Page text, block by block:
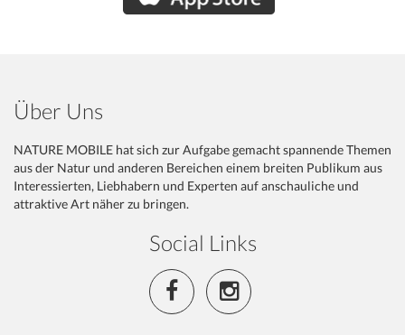
Über Uns
NATURE MOBILE hat sich zur Aufgabe gemacht spannende Themen
aus der Natur und anderen Bereichen einem breiten Publikum aus
Interessierten, Liebhabern und Experten auf anschauliche und
attraktive Art näher zu bringen.
Social Links